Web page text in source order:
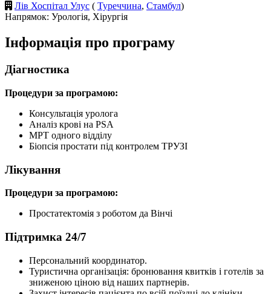
Лів Хоспітал Улус ( Туреччина, Стамбул)
Напрямок: Урологія, Хірургія
Інформація про програму
Діагностика
Процедури за програмою:
Консультація уролога
Аналіз крові на PSA
МРТ одного відділу
Біопсія простати під контролем ТРУЗІ
Лікування
Процедури за програмою:
Простатектомія з роботом да Вінчі
Підтримка 24/7
Персональний координатор.
Туристична організація: бронювання квитків і готелів за
зниженою ціною від наших партнерів.